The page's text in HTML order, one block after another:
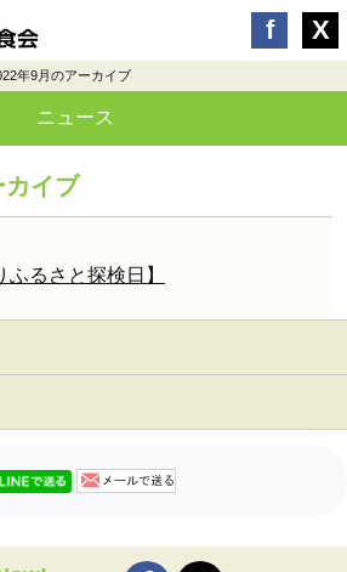
年9月のアーカイブ
ニュース
カイブ
るさと探検日】